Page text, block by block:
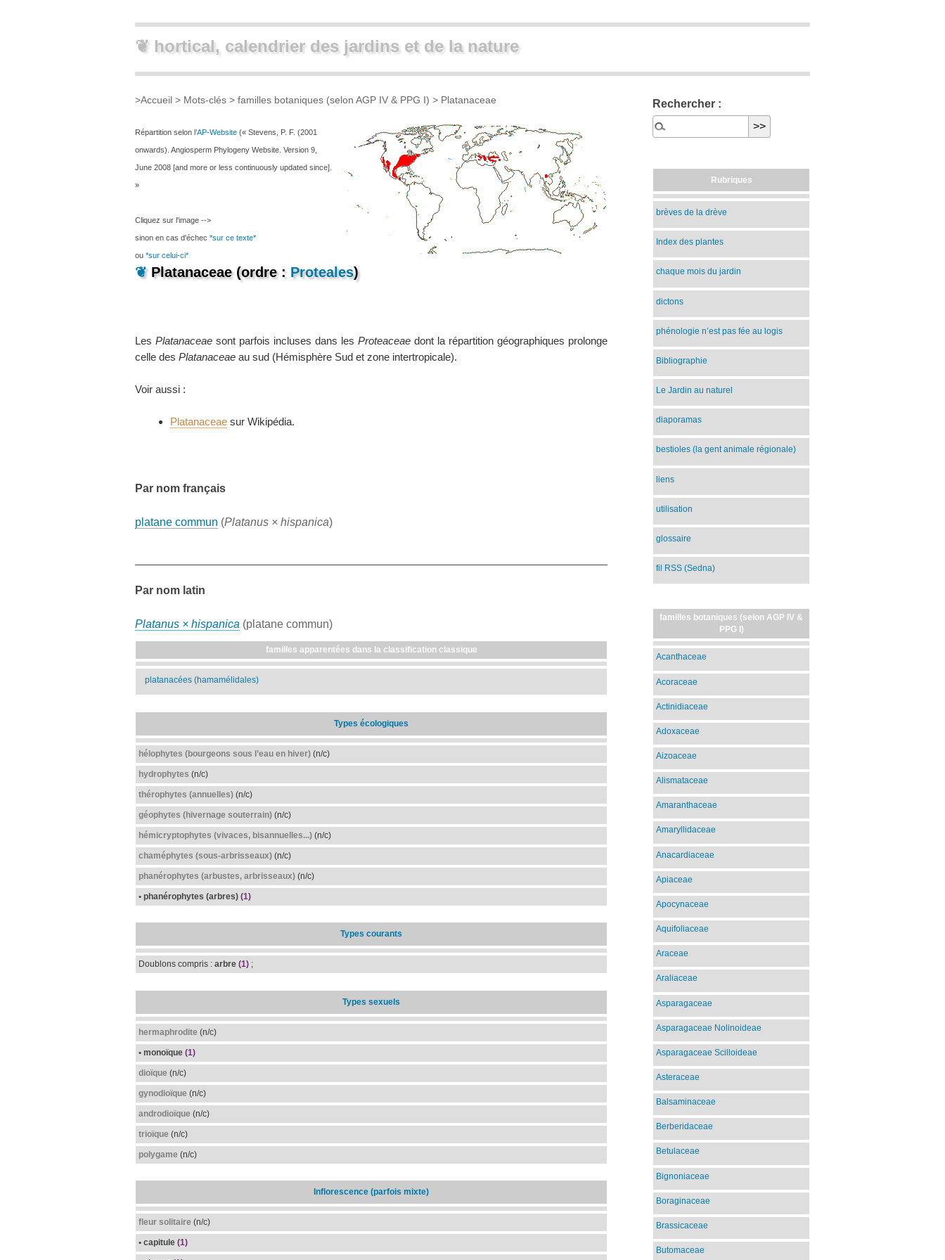
❦ hortical, calendrier des jardins et de la nature
>Accueil > Mots-clés > familles botaniques (selon AGP IV & PPG I) > Platanaceae
Répartition selon l’AP-Website (« Stevens, P. F. (2001
onwards). Angiosperm Phylogeny Website. Version 9,
June 2008 [and more or less continuously updated since].
»
Cliquez sur l'image -->
sinon en cas d'échec *sur ce texte*
ou *sur celui-ci*
❦ Platanaceae (ordre : Proteales)
Les Platanaceae sont parfois incluses dans les Proteaceae dont la répartition géographiques prolonge
celle des Platanaceae au sud (Hémisphère Sud et zone intertropicale).
Voir aussi :
Platanaceae sur Wikipédia.
Par nom français
platane commun (Platanus × hispanica)
Par nom latin
Platanus × hispanica (platane commun)
familles apparentées dans la classification classique
platanacées (hamamélidales)
Types écologiques
hélophytes (bourgeons sous l’eau en hiver) (n/c)
hydrophytes (n/c)
thérophytes (annuelles) (n/c)
géophytes (hivernage souterrain) (n/c)
hémicryptophytes (vivaces, bisannuelles...) (n/c)
chaméphytes (sous-arbrisseaux) (n/c)
phanérophytes (arbustes, arbrisseaux) (n/c)
• phanérophytes (arbres) (1)
Types courants
Doublons compris : arbre (1) ;
Types sexuels
hermaphrodite (n/c)
• monoïque (1)
dioïque (n/c)
gynodioïque (n/c)
androdioïque (n/c)
trioïque (n/c)
polygame (n/c)
Inflorescence (parfois mixte)
fleur solitaire (n/c)
• capitule (1)
Rechercher :
Rubriques
brèves de la drève
Index des plantes
chaque mois du jardin
dictons
phénologie n’est pas fée au logis
Bibliographie
Le Jardin au naturel
diaporamas
bestioles (la gent animale régionale)
liens
utilisation
glossaire
fil RSS (Sedna)
familles botaniques (selon AGP IV &
PPG I)
Acanthaceae
Acoraceae
Actinidiaceae
Adoxaceae
Aizoaceae
Alismataceae
Amaranthaceae
Amaryllidaceae
Anacardiaceae
Apiaceae
Apocynaceae
Aquifoliaceae
Araceae
Araliaceae
Asparagaceae
Asparagaceae Nolinoideae
Asparagaceae Scilloideae
Asteraceae
Balsaminaceae
Berberidaceae
Betulaceae
Bignoniaceae
Boraginaceae
Brassicaceae
Butomaceae